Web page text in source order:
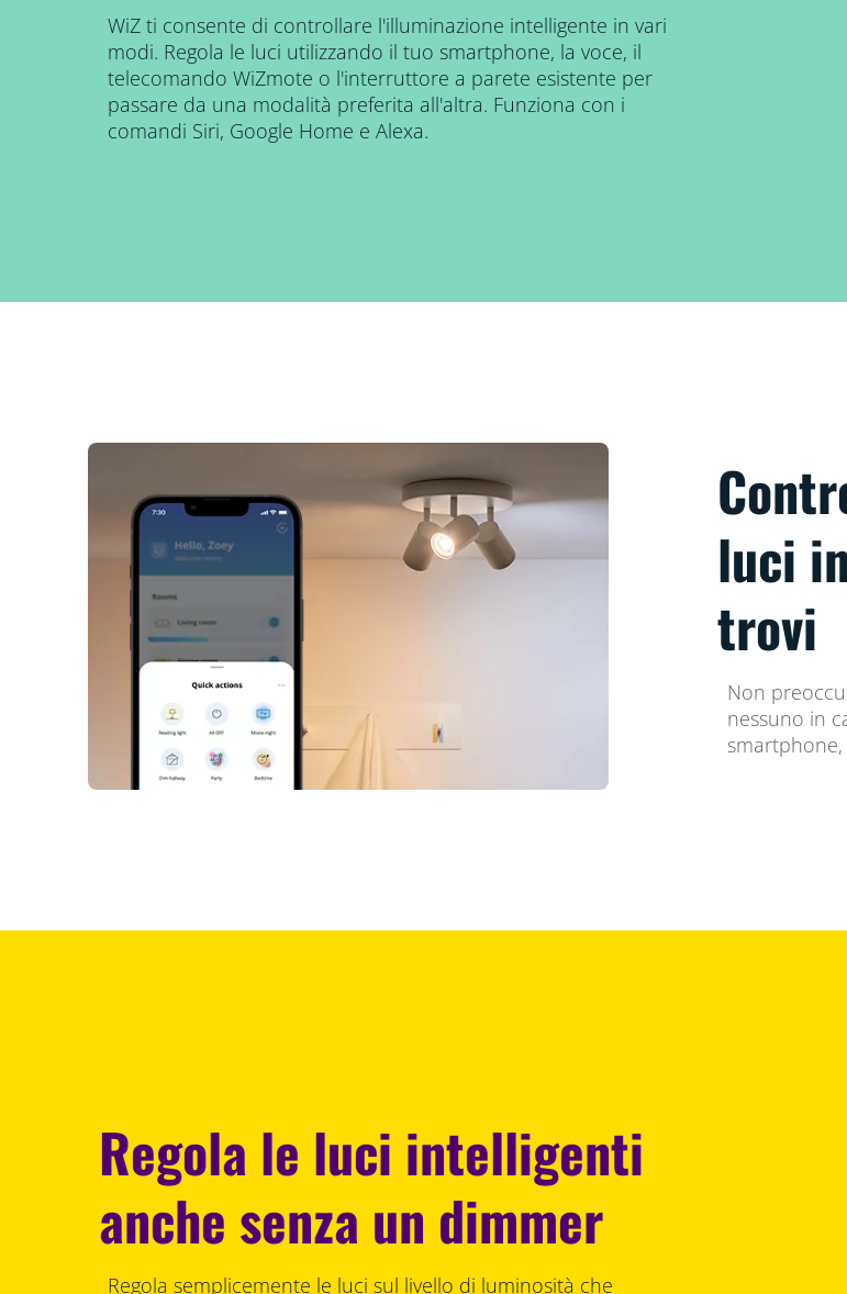
WiZ ti consente di controllare l'illuminazione intelligente in vari
modi. Regola le luci utilizzando il tuo smartphone, la voce, il
telecomando WiZmote o l'interruttore a parete esistente per
passare da una modalità preferita all'altra. Funziona con i
comandi Siri, Google Home e Alexa.
luci
trovi
Non
nessuno in
Regola le luci intelligenti
anche senza un dimmer
Regola semplicemente le luci sul livello di luminosità che